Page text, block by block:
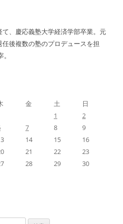
、慶応義塾大学経済学部卒業。元
後複数の塾のプロデュースを担
金 土
日
1
2
7 8
9
14 15
16
21 22
23
28 29
30